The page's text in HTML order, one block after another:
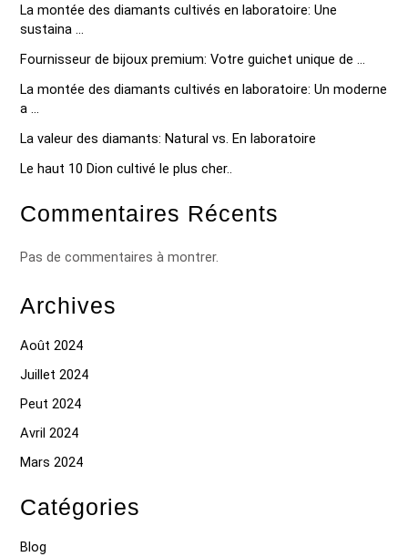
La montée des diamants cultivés en laboratoire: Une
sustaina ...
Fournisseur de bijoux premium: Votre guichet unique de ...
La montée des diamants cultivés en laboratoire: Un moderne
a ...
La valeur des diamants: Natural vs. En laboratoire
Le haut 10 Dion cultivé le plus cher..
Commentaires Récents
Pas de commentaires à montrer.
Archives
Août 2024
Juillet 2024
Peut 2024
Avril 2024
Mars 2024
Catégories
Blog